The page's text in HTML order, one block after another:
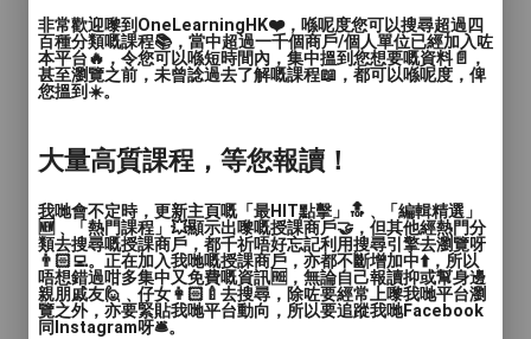
逢星期日 13:00 - 17:45
費用: 每位$75 親子同行每位$65
非常歡迎嚟到OneLearningHK❤️，喺呢度您可以搜尋超過四
百種分類嘅課程📚，當中超過一千個商戶/個人單位已經加入咗
本平台🔥，令您可以喺短時間內，集中搵到您想要嘅資料📄，
甚至瀏覽之前，未曾諗過去了解嘅課程📖，都可以喺呢度，俾
您搵到☀️。
大量高質課程，等您報讀！
我哋會不定時，更新主頁嘅「最HIT點擊」🔝﹑「編輯精選」
🆕﹑「熱門課程」💥顯示出嚟嘅授課商戶🤝，但其他經熱門分
類去搜尋嘅授課商戶，都千祈唔好忘記利用搜尋引擎去瀏覽呀
👨🏻‍💻。正在加入我哋嘅授課商戶，亦都不斷增加中⬆️，所以
唔想錯過咁多集中又免費嘅資訊🆓，無論自己報讀抑或幫身邊
親朋戚友🙋﹑仔女👩🏻‍🍼去搜尋，除咗要經常上嚟我哋平台瀏
覽之外，亦要緊貼我哋平台動向，所以要追蹤我哋Facebook
同Instagram呀🛎️。